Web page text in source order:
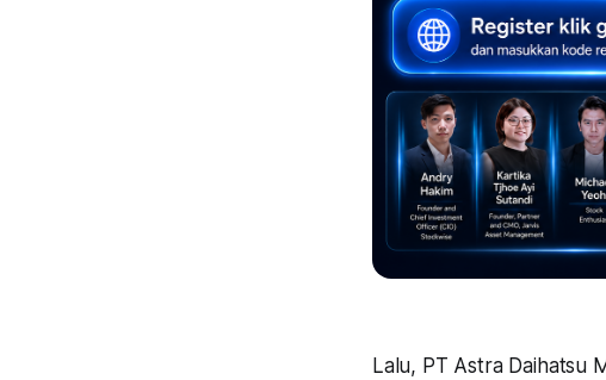
Lalu, PT Astra Daihatsu